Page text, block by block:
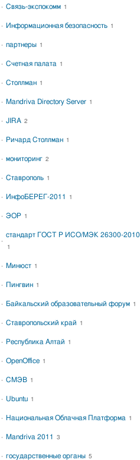
Связь-экспокомм 1
Информационная безопасность 1
партнеры 1
Счетная палата 1
Столлман 1
Mandriva Directory Server 1
JIRA 2
Ричард Столлман 1
мониторинг 2
Ставрополь 1
ИнфоБЕРЕГ-2011 1
ЭОР 1
стандарт ГОСТ Р ИСО/МЭК 26300-2010
1
Минюст 1
Пингвин 1
Байкальский образовательный форум 1
Ставропольский край 1
Республика Алтай 1
OpenOffice 1
СМЭВ 1
Ubuntu 1
Национальная Облачная Платформа 1
Mandriva 2011 3
государственные органы 5